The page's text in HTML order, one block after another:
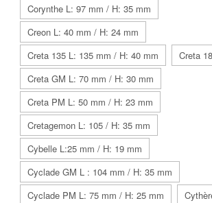
Corynthe L: 97 mm / H: 35 mm
Creon L: 40 mm / H: 24 mm
Creta 135 L: 135 mm / H: 40 mm
Creta
Creta GM L: 70 mm / H: 30 mm
Creta PM L: 50 mm / H: 23 mm
Cretagemon L: 105 / H: 35 mm
Cybelle L:25 mm / H: 19 mm
Cyclade GM L : 104 mm / H: 35 mm
Cyclade PM L: 75 mm / H: 25 mm